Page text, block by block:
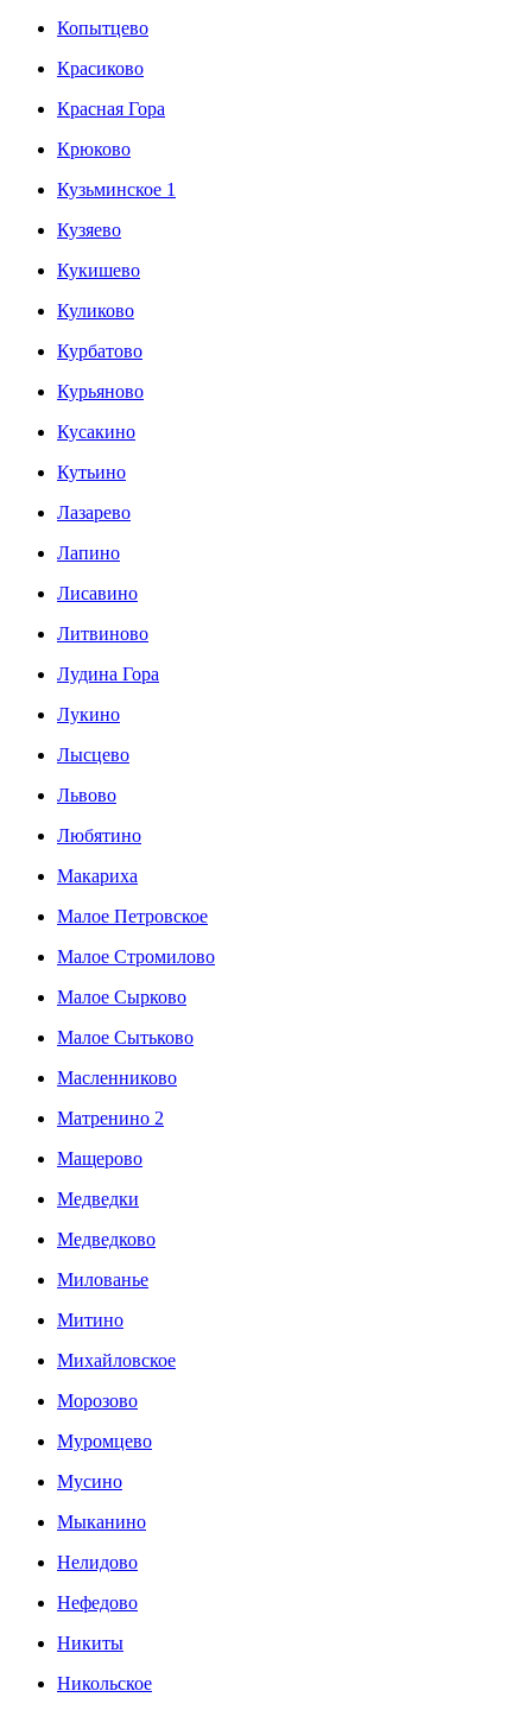
Копытцево
Красиково
Красная Гора
Крюково
Кузьминское 1
Кузяево
Кукишево
Куликово
Курбатово
Курьяново
Кусакино
Кутьино
Лазарево
Лапино
Лисавино
Литвиново
Лудина Гора
Лукино
Лысцево
Львово
Любятино
Макариха
Малое Петровское
Малое Стромилово
Малое Сырково
Малое Сытьково
Масленниково
Матренино 2
Мащерово
Медведки
Медведково
Милованье
Митино
Михайловское
Морозово
Муромцево
Мусино
Мыканино
Нелидово
Нефедово
Никиты
Никольское